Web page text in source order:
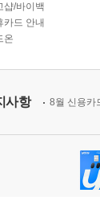
샵/바이백
카드 안내
온
사항 8월 신용카